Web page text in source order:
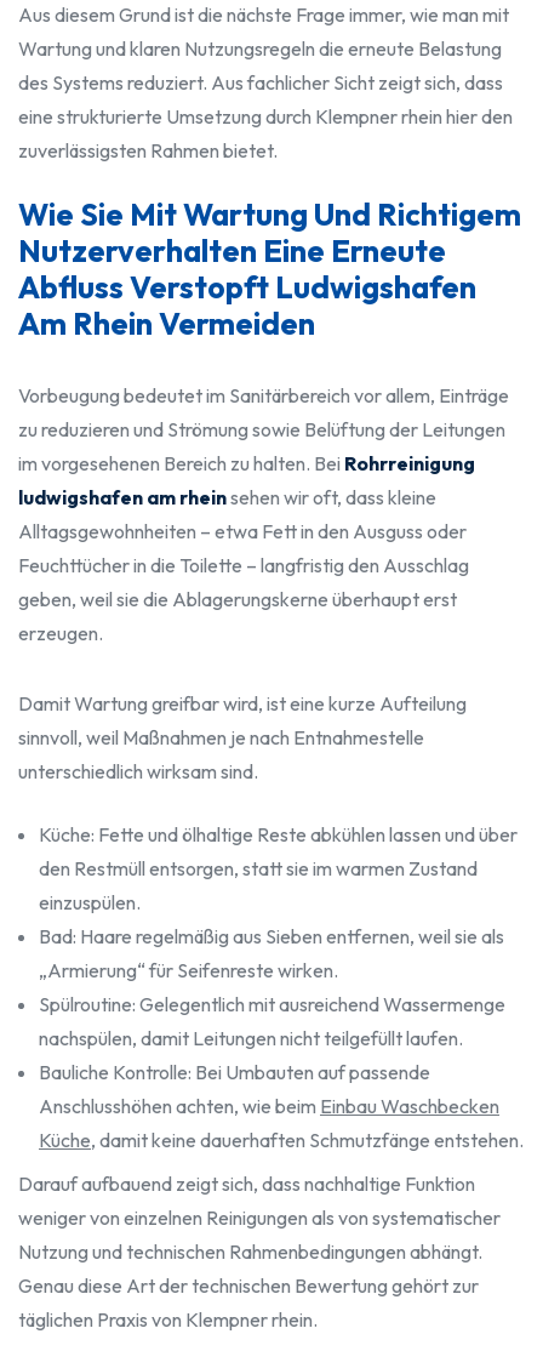
Aus diesem Grund ist die nächste Frage immer, wie man mit
Wartung und klaren Nutzungsregeln die erneute Belastung
des Systems reduziert. Aus fachlicher Sicht zeigt sich, dass
eine strukturierte Umsetzung durch Klempner rhein hier den
zuverlässigsten Rahmen bietet.
Wie Sie Mit Wartung Und Richtigem
Nutzerverhalten Eine Erneute
Abfluss Verstopft Ludwigshafen
Am Rhein Vermeiden
Vorbeugung bedeutet im Sanitärbereich vor allem, Einträge
zu reduzieren und Strömung sowie Belüftung der Leitungen
im vorgesehenen Bereich zu halten. Bei Rohrreinigung
ludwigshafen am rheinsehen wir oft, dass kleine
Alltagsgewohnheiten – etwa Fett in den Ausguss oder
Feuchttücher in die Toilette – langfristig den Ausschlag
geben, weil sie die Ablagerungskerne überhaupt erst
erzeugen.
Damit Wartung greifbar wird, ist eine kurze Aufteilung
sinnvoll, weil Maßnahmen je nach Entnahmestelle
unterschiedlich wirksam sind.
Küche: Fette und ölhaltige Reste abkühlen lassen und über
den Restmüll entsorgen, statt sie im warmen Zustand
einzuspülen.
Bad: Haare regelmäßig aus Sieben entfernen, weil sie als
„Armierung“ für Seifenreste wirken.
Spülroutine: Gelegentlich mit ausreichend Wassermenge
nachspülen, damit Leitungen nicht teilgefüllt laufen.
Bauliche Kontrolle: Bei Umbauten auf passende
Anschlusshöhen achten, wie beim Einbau Waschbecken
Küche, damit keine dauerhaften Schmutzfänge entstehen.
Darauf aufbauend zeigt sich, dass nachhaltige Funktion
weniger von einzelnen Reinigungen als von systematischer
Nutzung und technischen Rahmenbedingungen abhängt.
Genau diese Art der technischen Bewertung gehört zur
täglichen Praxis von Klempner rhein.